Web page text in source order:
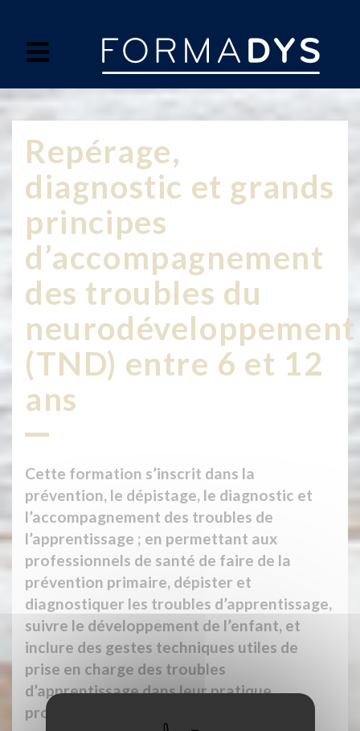
Repérage,
diagnostic et grands
principes
d’accompagnement
des troubles du
neurodéveloppement
(TND) entre 6 et 12
ans
Cette formation s’inscrit dans la
prévention, le dépistage, le diagnostic et
l’accompagnement des troubles de
l’apprentissage ; en permettant aux
professionnels de santé de faire de la
prévention primaire, dépister et
diagnostiquer les troubles d’apprentissage,
suivre le développement de l’enfant, et
inclure des gestes techniques utiles de
prise en charge des troubles
d’apprentissage dans leur pratique
professionnelle.